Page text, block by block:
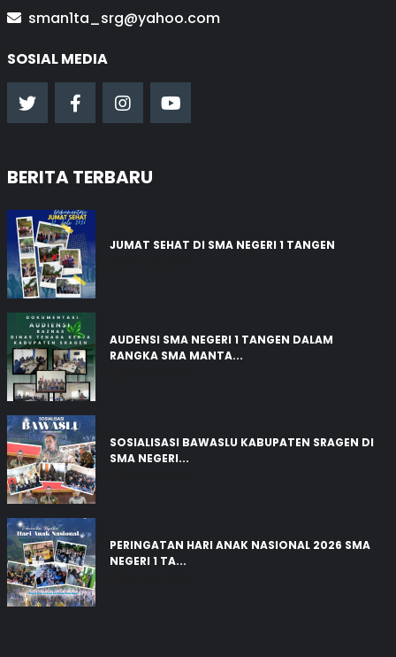
sman1ta_srg@yahoo.com
SOSIAL MEDIA
BERITA TERBARU
JUMAT SEHAT DI SMA NEGERI 1 TANGEN
AUDENSI SMA NEGERI 1 TANGEN DALAM
RANGKA SMA MANTA...
SOSIALISASI BAWASLU KABUPATEN SRAGEN DI
SMA NEGERI...
PERINGATAN HARI ANAK NASIONAL 2026 SMA
NEGERI 1 TA...